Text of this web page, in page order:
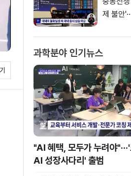
제 불안
소화
과학분야 인기뉴스
"AI 혜택, 모두가 누려야
AI 성장사다리' 출범